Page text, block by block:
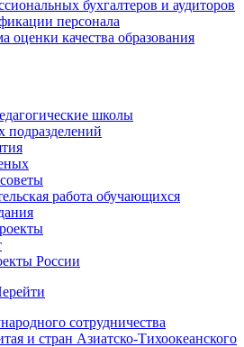
бухгалтеров и аудиторов
персонала
оценки качества образования
школы
подразделений
работа обучающихся
России
сотрудничества
и стран Азиатско-Тихоокеанского